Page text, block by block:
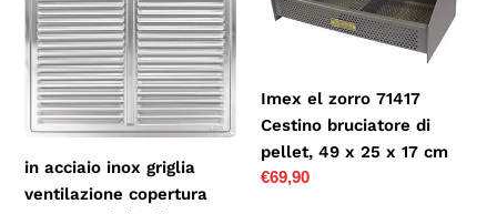
griglia
ventilazione
copertura
300x300
della
M
in acciaio inox griglia
ventilazione copertura
71417
di
pellet,
49
x
Imex el zorro 71417
Cestino bruciatore di
pellet, 49 x 25 x 17 cm
Prezzo
€69,90